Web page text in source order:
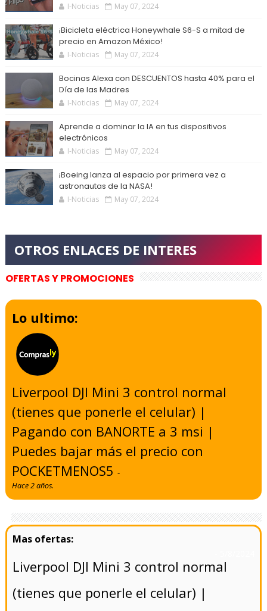
I-Noticias May 07, 2024
¡Bicicleta eléctrica Honeywhale S6-S a mitad de
precio en Amazon México!
I-Noticias May 07, 2024
Bocinas Alexa con DESCUENTOS hasta 40% para el
Día de las Madres
I-Noticias May 07, 2024
Aprende a dominar la IA en tus dispositivos
electrónicos
I-Noticias May 07, 2024
¡Boeing lanza al espacio por primera vez a
astronautas de la NASA!
I-Noticias May 07, 2024
OFERTAS Y PROMOCIONES
Lo ultimo:
Liverpool DJI Mini 3 control normal
(tienes que ponerle el celular) |
Pagando con BANORTE a 3 msi |
Puedes bajar más el precio con
POCKETMENOS5-
Hace 2 años.
Liverpool DJI Mini 3 control normal
(tienes que ponerle el celular) |